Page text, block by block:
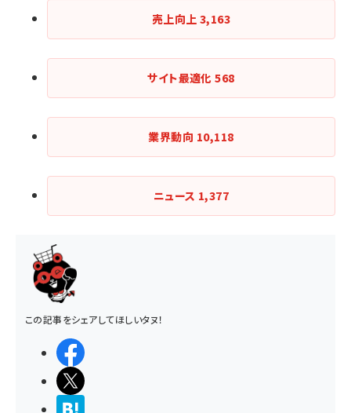
売上向上 3,163
サイト最適化568
業界動向 10,118
ニュース 1,377
この記事をシェアしてほしいタヌ！